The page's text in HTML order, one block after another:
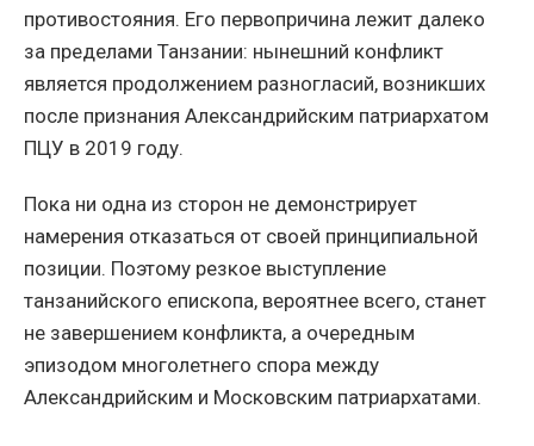
противостояния. Его первопричина лежит далеко
за пределами Танзании: нынешний конфликт
является продолжением разногласий, возникших
после признания Александрийским патриархатом
ПЦУ в 2019 году.
Пока ни одна из сторон не демонстрирует
намерения отказаться от своей принципиальной
позиции. Поэтому резкое выступление
танзанийского епископа, вероятнее всего, станет
не завершением конфликта, а очередным
эпизодом многолетнего спора между
Александрийским и Московским патриархатами.